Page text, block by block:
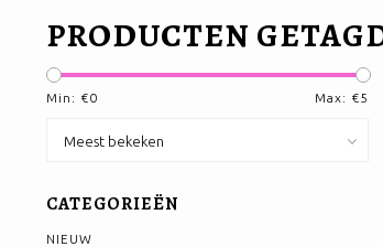
PRODUCTEN
Min: €0 Max: €5
CATEGORIEËN
NIEUW